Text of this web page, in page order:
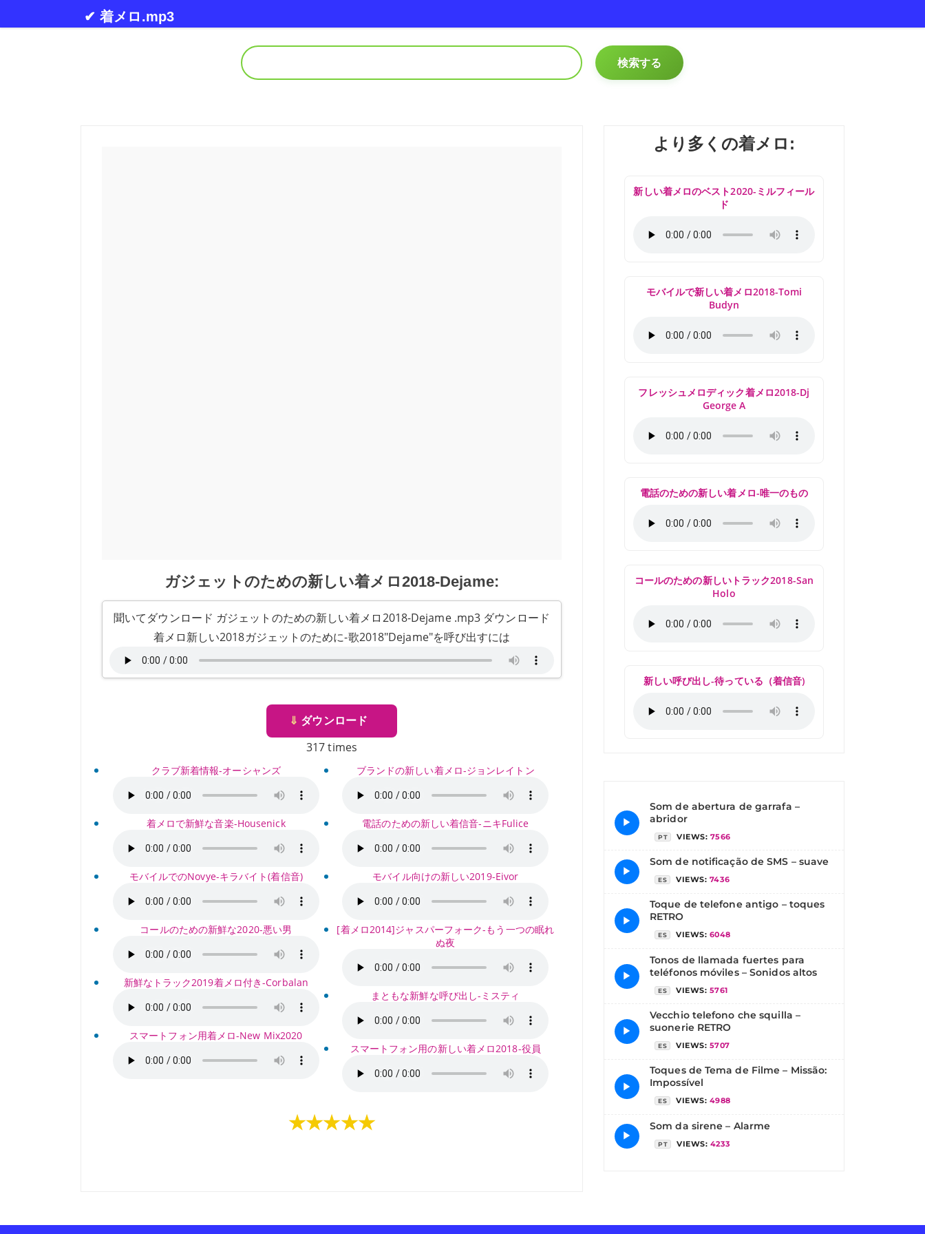
✔ 着メロ.mp3
検索する
ガジェットのための新しい着メロ2018-Dejame:
聞いてダウンロード ガジェットのための新しい着メロ2018-Dejame .mp3 ダウンロード
着メロ新しい2018ガジェットのために-歌2018"Dejame"を呼び出すには
⇓ ダウンロード
317 times
クラブ新着情報-オーシャンズ
着メロで新鮮な音楽-Housenick
モバイルでのNovye-キラバイト(着信音)
コールのための新鮮な2020-悪い男
新鮮なトラック2019着メロ付き-Corbalan
スマートフォン用着メロ-New Mix2020
ブランドの新しい着メロ-ジョンレイトン
電話のための新しい着信音-ニキFulice
モバイル向けの新しい2019-Eivor
[着メロ2014]ジャスパーフォーク-もう一つの眠れ
ぬ夜
まともな新鮮な呼び出し-ミスティ
スマートフォン用の新しい着メロ2018-役員
★★★★★
より多くの着メロ:
新しい着メロのベスト2020-ミルフィール
ド
モバイルで新しい着メロ2018-Tomi
Budyn
フレッシュメロディック着メロ2018-Dj
George A
電話のための新しい着メロ-唯一のもの
コールのための新しいトラック2018-San
Holo
新しい呼び出し-待っている（着信音)
▶
Som de abertura de garrafa –
abridor
PT VIEWS: 7566
▶
Som de notificação de SMS – suave
ES VIEWS: 7436
▶
Toque de telefone antigo – toques
RETRO
ES VIEWS: 6048
▶
Tonos de llamada fuertes para
teléfonos móviles – Sonidos altos
ES VIEWS: 5761
▶
Vecchio telefono che squilla –
suonerie RETRO
ES VIEWS: 5707
▶
Toques de Tema de Filme – Missão:
Impossível
ES VIEWS: 4988
▶
Som da sirene – Alarme
PT VIEWS: 4233